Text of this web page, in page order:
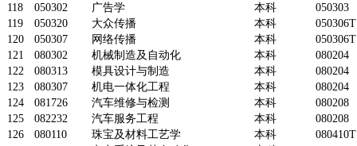
118
050302 广告学 本科
050303
119
050320 大众传播 本科
050306T
120
050307 网络传播 本科
050306T
121
080302 机械制造及自动化 本科
080204
122
080313 模具设计与制造 本科
080204
123
080307 机电一体化工程 本科
080204
124
081726 汽车维修与检测 本科
080208
125
082232 汽车服务工程 本科
080208
126
080110 珠宝及材料工艺学 本科
080410T